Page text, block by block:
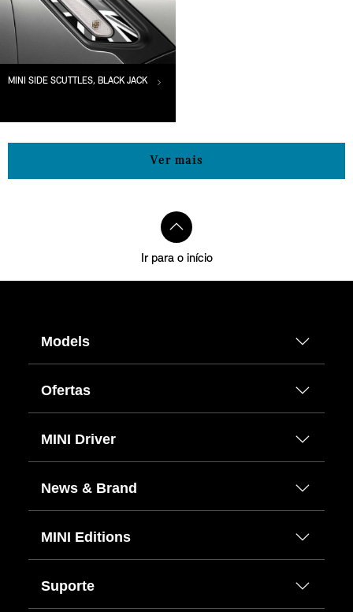
MINI SIDE SCUTTLES, BLACK JACK
Ver mais
Ir para o início
Models
Ofertas
MINI Driver
News & Brand
MINI Editions
Suporte